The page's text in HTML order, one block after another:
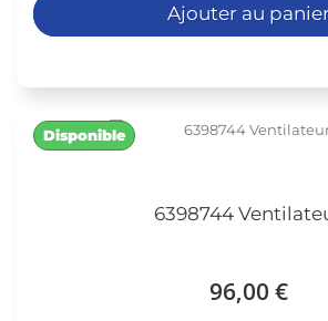
Ajouter au
6398744
96,00 €
Disponible